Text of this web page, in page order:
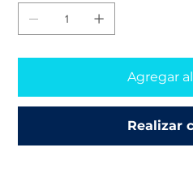
Agregar
Realizar